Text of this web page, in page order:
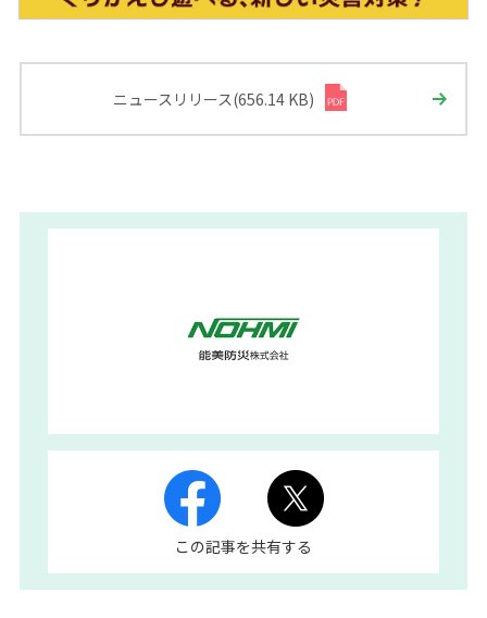
ニュースリリース(656.14 KB)
この記事を共有する